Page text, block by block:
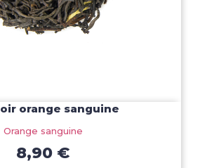
orange sanguine
Orange sanguine
8,90 €